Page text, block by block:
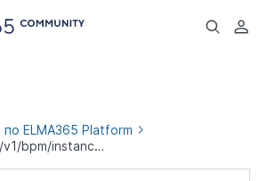
ELMA365 Platform
Зачем нужен /pub/v1/bpm/instance/bytarget/list?